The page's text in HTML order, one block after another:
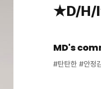
★D/H/
MD's
#탄탄한 #안정